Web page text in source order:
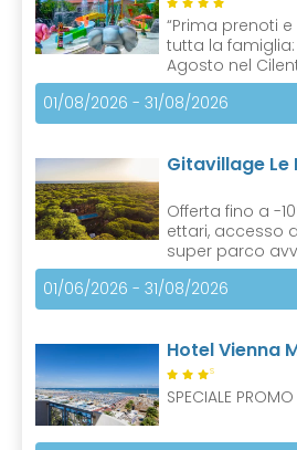
“Prima prenoti
tutta la
Agosto nel
01/08/2026 - 31/08/2026
Gitavillage Le
Offerta fino a -
ettari, accesso
super parco
01/06/2026 - 31/08/2026
Hotel Vienna
S
SPECIALE